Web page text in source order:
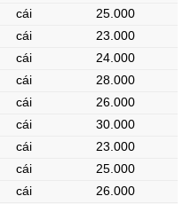
cái
25.000
cái
23.000
cái
24.000
cái
28.000
cái
26.000
cái
30.000
cái
23.000
cái
25.000
cái
26.000